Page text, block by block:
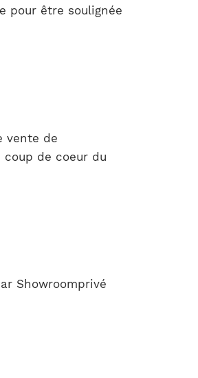
pour être soulignée
vente de
coup de coeur du
Showroomprivé